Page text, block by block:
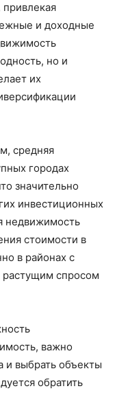
и доходные
но и
их
средняя
городах
значительно
инвестиционных
недвижимость
стоимости в
в районах с
растущим спросом
важно
и выбрать объекты
обратить